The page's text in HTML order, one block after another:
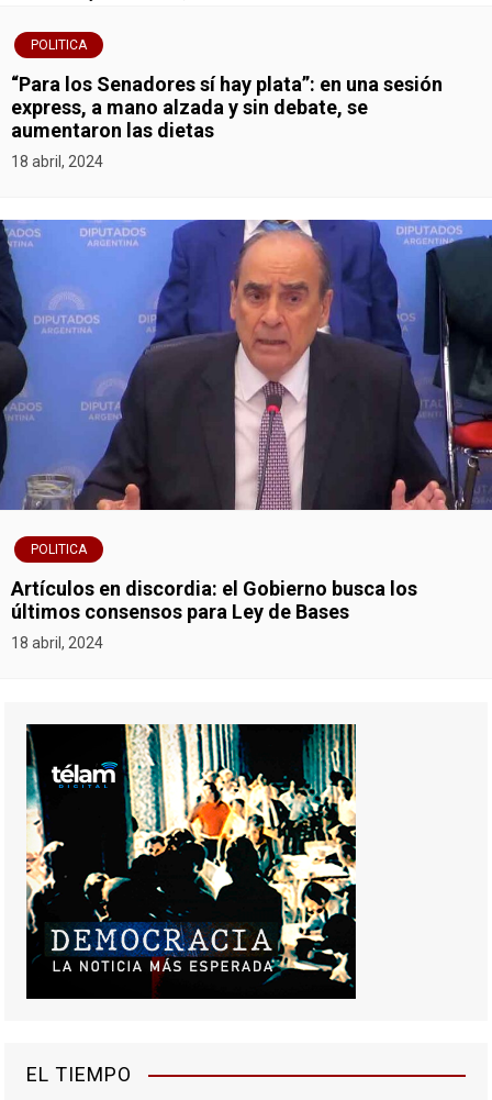
POLITICA
“Para los Senadores sí hay plata”: en una sesión
express, a mano alzada y sin debate, se
aumentaron las dietas
18 abril, 2024
POLITICA
Artículos en discordia: el Gobierno busca los
últimos consensos para Ley de Bases
18 abril, 2024
EL TIEMPO